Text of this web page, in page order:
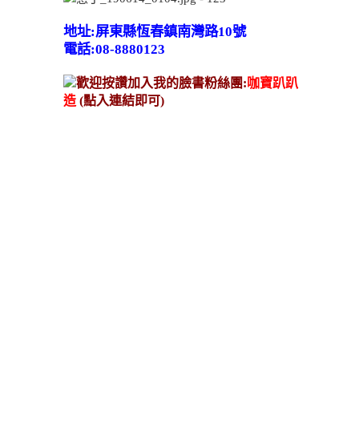
地址:屏東縣恆春鎮南灣路10號
電話:08-8880123
歡迎按讚加入我的臉書粉絲團:咖寶趴趴
造 (點入連結即可)